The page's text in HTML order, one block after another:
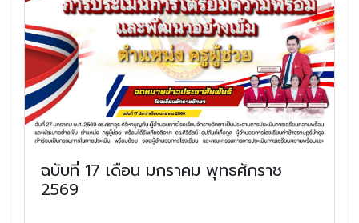
ฉบับที่ 17 เดือน มกราคม พุทธศักราช
2569